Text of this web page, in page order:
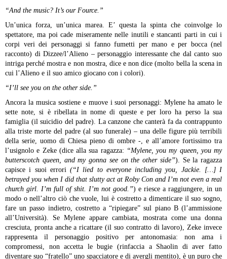
“And the music? It’s our Fource.”
Un’unica forza, un’unica marea. E’ questa la spinta che coinvolge lo
spettatore, ma poi cade miseramente nelle inutili e stancanti parti in cui i
corpi veri dei personaggi si fanno fumetti per mano e per bocca (nel
racconto) di Dizzee/l’Alieno – personaggio interessante che dal canto suo
intriga perché mostra e non mostra, dice e non dice (molto bella la scena in
cui l’Alieno e il suo amico giocano con i colori).
“I’ll see you on the other side.”
Ancora la musica sostiene e muove i suoi personaggi: Mylene ha amato le
sette note, si è ribellata in nome di queste e per loro ha perso la sua
famiglia (il suicidio del padre). La canzone che canterà fa da contrappunto
alla triste morte del padre (al suo funerale) – una delle figure più terribili
della serie, uomo di Chiesa pieno di ombre -, e all’amore fortissimo tra
l’usignolo e Zeke (dice alla sua ragazza: “Mylene, you my queen, you my
butterscotch queen, and my gonna see on the other side”). Se la ragazza
capisce i suoi errori (“I lied to everyone including you, Jackie. […] I
betrayed you when I did that slutty act at Roby Con and I’m not even a real
church girl. I’m full of shit. I’m not good.”) e riesce a raggiungere, in un
modo o nell’altro ciò che vuole, lui è costretto a dimenticare il suo sogno,
fare un passo indietro, costretto a “ripiegare” sul piano B (l’ammissione
all’Università). Se Mylene appare cambiata, mostrata come una donna
cresciuta, pronta anche a ricattare (il suo contratto di lavoro), Zeke invece
rappresenta il personaggio positivo per antonomasia: non ama i
compromessi, non accetta le bugie (rinfaccia a Shaolin di aver fatto
diventare suo “fratello” uno spacciatore e di avergli mentito), è un puro che